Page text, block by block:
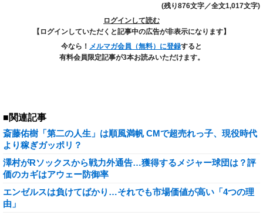
(残り876文字／全文1,017文字)
ログインして読む
【ログインしていただくと記事中の広告が非表示になります】
今なら！ メルマガ会員（無料）に登録すると
有料会員限定記事が3本お読みいただけます。
■関連記事
斎藤佑樹「第二の人生」は順風満帆 CMで超売れっ子、現役時代
より稼ぎガッポリ？
澤村がRソックスから戦力外通告…獲得するメジャー球団は？評
価のカギはアウェー防御率
エンゼルスは負けてばかり…それでも市場価値が高い「4つの理
由」